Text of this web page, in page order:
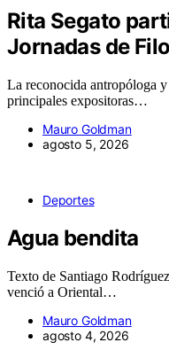
Rita Segato
Jornadas de
La reconocida antropóloga y
principales expositoras…
Mauro Goldman
agosto 5, 2026
Deportes
Agua bendita
Texto de Santiago
venció a Oriental…
Mauro Goldman
agosto 4, 2026